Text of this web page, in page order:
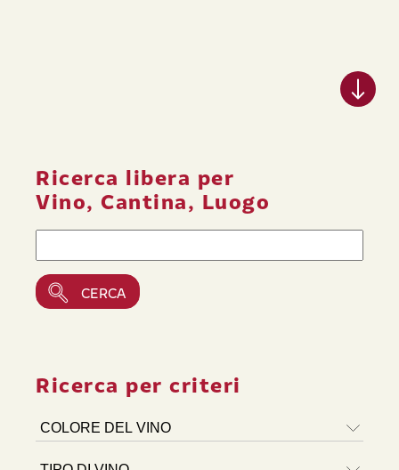
Ricerca libera per
Vino, Cantina, Luogo
Ricerca per criteri